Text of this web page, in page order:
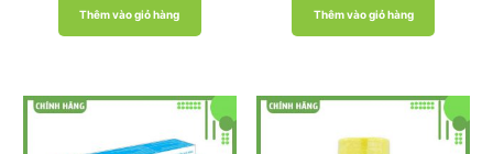
Thêm vào giỏ hàng Thêm vào giỏ hàng